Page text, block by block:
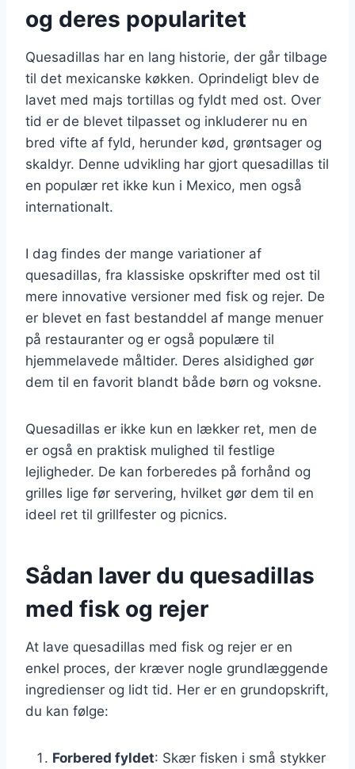
og deres popularitet
Quesadillas har en lang historie, der går tilbage
til det mexicanske køkken. Oprindeligt blev de
lavet med majs tortillas og fyldt med ost. Over
tid er de blevet tilpasset og inkluderer nu en
bred vifte af fyld, herunder kød, grøntsager og
skaldyr. Denne udvikling har gjort quesadillas til
en populær ret ikke kun i Mexico, men også
internationalt.
I dag findes der mange variationer af
quesadillas, fra klassiske opskrifter med ost til
mere innovative versioner med fisk og rejer. De
er blevet en fast bestanddel af mange menuer
på restauranter og er også populære til
hjemmelavede måltider. Deres alsidighed gør
dem til en favorit blandt både børn og voksne.
Quesadillas er ikke kun en lækker ret, men de
er også en praktisk mulighed til festlige
lejligheder. De kan forberedes på forhånd og
grilles lige før servering, hvilket gør dem til en
ideel ret til grillfester og picnics.
Sådan laver du quesadillas
med fisk og rejer
At lave quesadillas med fisk og rejer er en
enkel proces, der kræver nogle grundlæggende
ingredienser og lidt tid. Her er en grundopskrift,
du kan følge:
Forbered fyldet: Skær fisken i små stykker